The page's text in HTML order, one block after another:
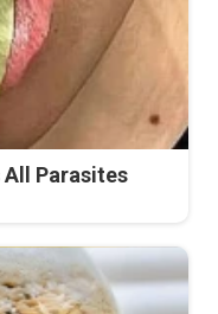
Parasites